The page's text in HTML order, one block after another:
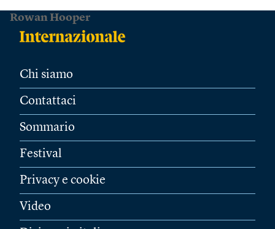
Rowan Hooper
Chi siamo
Contattaci
Sommario
Festival
Privacy e cookie
Video